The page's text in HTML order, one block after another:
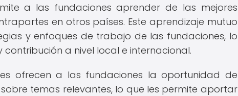
a las fundaciones aprender de las mejores
en otros países. Este aprendizaje mutuo
y enfoques de trabajo de las fundaciones, lo
a nivel local e internacional.
ofrecen a las fundaciones la oportunidad de
temas relevantes, lo que les permite aportar